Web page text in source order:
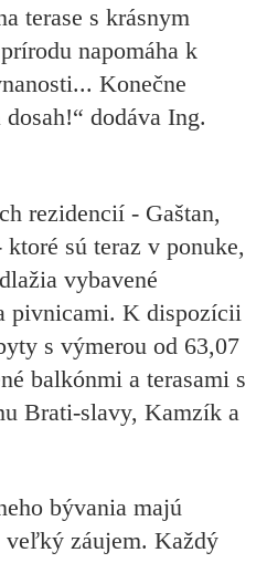
terase s krásnym
napomáha k
Konečne
dodáva Ing.
rezidencií - Gaštan,
ktoré sú teraz v ponuke,
vybavené
pivnicami. K dispozícii
s výmerou od 63,07
balkónmi a terasami s
Brati-slavy, Kamzík a
bývania majú
veľký záujem. Každý